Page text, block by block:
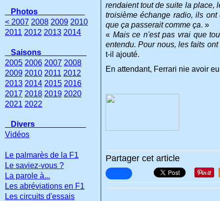
rendaient tout de suite la place,
troisième échange radio, ils
que ça passerait comme ça. »
« Mais ce n'est pas vrai que
entendu. Pour nous, les faits
t-il ajouté.
En attendant, Ferrari nie avoir
Partager cet article
Photos
< 2007 2008 2009 2010
2011 2012 2013 2014
Saisons
2005 2006 2007 2008
2009 2010 2011 2012
2013 2014 2015 2016
2017 2018 2019 2020
2021 2022
Divers
Vidéos
Le palmarès de la F1
Le saviez-vous ?
La parole à...
Les abréviations en F1
Les circuits d'essais